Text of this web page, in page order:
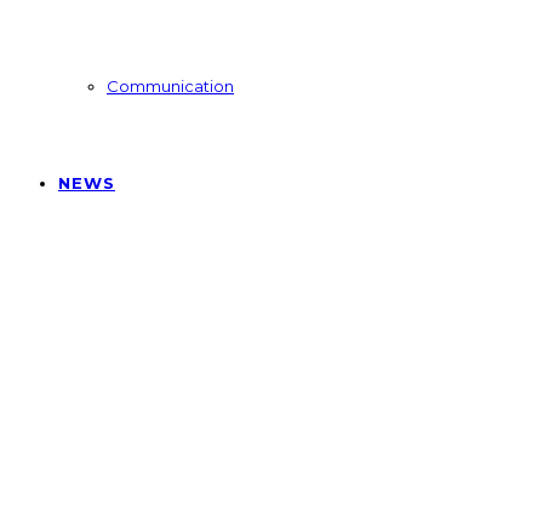
Communication
NEWS